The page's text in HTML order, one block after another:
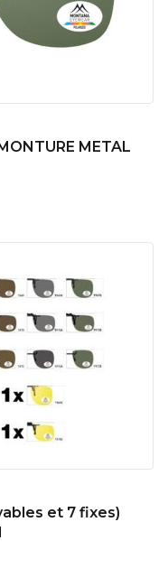
METAL
et 7 fixes)